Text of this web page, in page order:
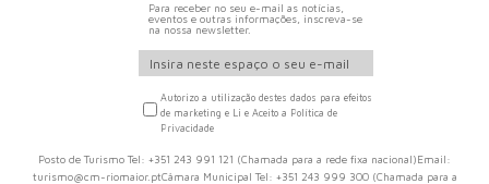
Para receber no seu e-mail as notícias,
eventos e outras informações, inscreva-se
na nossa newsletter.
Autorizo a utilização destes dados para efeitos
de marketing e Li e Aceito a Política de
Privacidade
Posto de Turismo Tel: +351 243 991 121 (Chamada para a rede fixa nacional)Email:
turismo@cm-riomaior.ptCâmara Municipal Tel: +351 243 999 300 (Chamada para a